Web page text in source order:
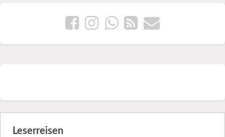
Leserreisen